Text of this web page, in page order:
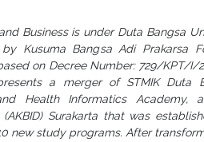
Business is under Duta Bangsa
Kusuma Bangsa Adi Prakarsa
on Decree Number: 729/KPT/I/
a merger of STMIK Duta
Health Informatics Academy,
Surakarta that was
new study programs. After